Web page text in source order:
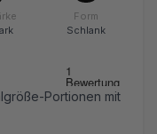
Form
Schlank
Portionen mit